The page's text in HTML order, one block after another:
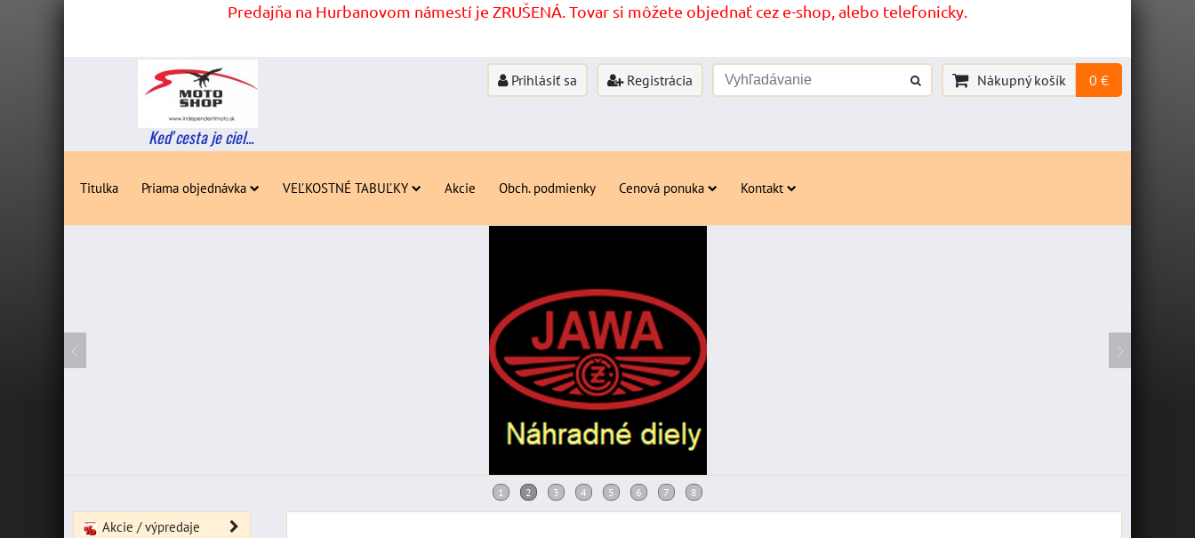
Predajňa na Hurbanovom námestí je ZRUŠENÁ. Tovar si môžete objednať cez e-shop, alebo telefonicky.
Keď cesta je ciel...
Prihlásiť sa Registrácia Nákupný košík 0 €
Titulka Priama objednávka VEĽKOSTNÉ TABUĽKY Akcie Obch. podmienky Cenová ponuka Kontakt
Akcie / výpredaje